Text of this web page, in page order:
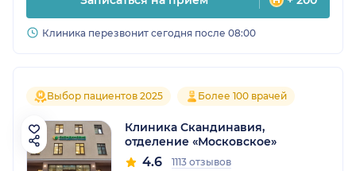
Клиника перезвонит сегодня после 08:00
Выбор пациентов 2025 Более 100 врачей
Клиника Скандинавия,
отделение «Московское»
4.6 1113 отзывов